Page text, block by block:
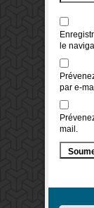
le
par e-
mail.